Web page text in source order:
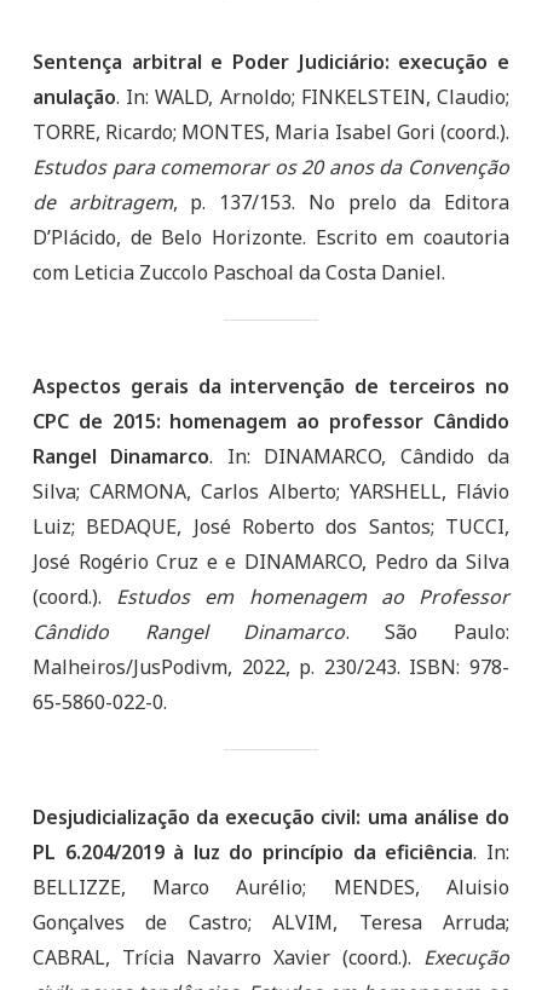
Sentença arbitral e Poder Judiciário: execução e
anulação. In: WALD, Arnoldo; FINKELSTEIN, Claudio;
TORRE, Ricardo; MONTES, Maria Isabel Gori (coord.).
Estudos para comemorar os 20 anos da Convenção
de arbitragem, p. 137/153. No prelo da Editora
D’Plácido, de Belo Horizonte. Escrito em coautoria
com Leticia Zuccolo Paschoal da Costa Daniel.
Aspectos gerais da intervenção de terceiros no
CPC de 2015: homenagem ao professor Cândido
Rangel Dinamarco. In: DINAMARCO, Cândido da
Silva; CARMONA, Carlos Alberto; YARSHELL, Flávio
Luiz; BEDAQUE, José Roberto dos Santos; TUCCI,
José Rogério Cruz e e DINAMARCO, Pedro da Silva
(coord.). Estudos em homenagem ao Professor
Cândido Rangel Dinamarco. São Paulo:
Malheiros/JusPodivm, 2022, p. 230/243. ISBN: 978-
65-5860-022-0.
Desjudicialização da execução civil: uma análise do
PL 6.204/2019 à luz do princípio da eficiência. In:
BELLIZZE, Marco Aurélio; MENDES, Aluisio
Gonçalves de Castro; ALVIM, Teresa Arruda;
CABRAL, Trícia Navarro Xavier (coord.). Execução